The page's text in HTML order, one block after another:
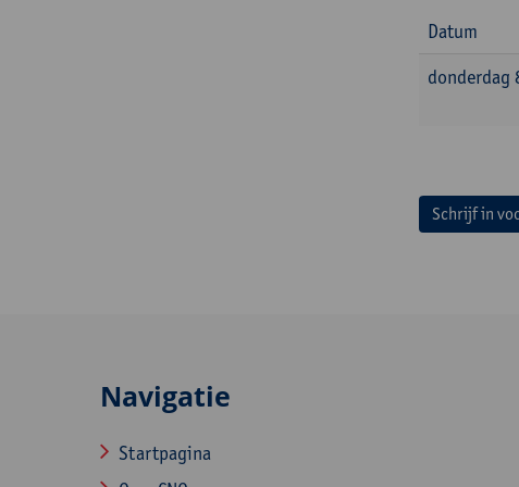
Datum
donderdag
Schrijf in
Navigatie
Startpagina